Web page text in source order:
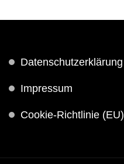
Datenschutzerklärung
Impressum
Cookie-Richtlinie (EU)